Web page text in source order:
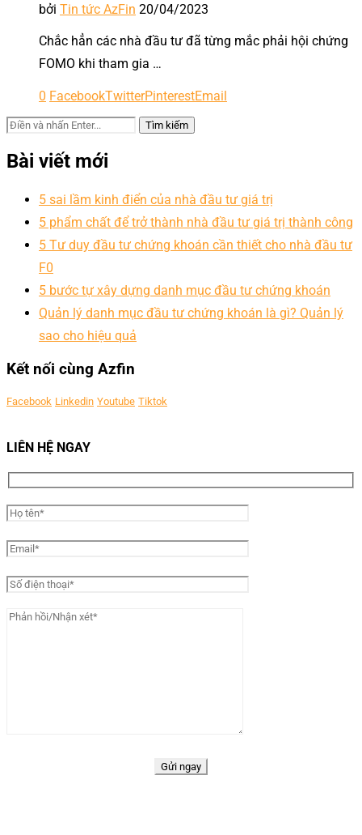
bởi Tin tức AzFin 20/04/2023
Chắc hẳn các nhà đầu tư đã từng mắc phải hội chứng
FOMO khi tham gia …
0 FacebookTwitterPinterestEmail
Bài viết mới
5 sai lầm kinh điển của nhà đầu tư giá trị
5 phẩm chất để trở thành nhà đầu tư giá trị thành công
5 Tư duy đầu tư chứng khoán cần thiết cho nhà đầu tư
F0
5 bước tự xây dựng danh mục đầu tư chứng khoán
Quản lý danh mục đầu tư chứng khoán là gì? Quản lý
sao cho hiệu quả
Kết nối cùng Azfin
Facebook Linkedin Youtube Tiktok
LIÊN HỆ NGAY